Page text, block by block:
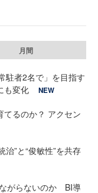
月間
駐者2名で」を目指す
も変化
NEW
てるのか？ アクセン
”と“俊敏性”を共存
がらないのか BI導